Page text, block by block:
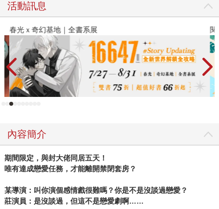
活動訊息
春光ｘ奇幻基地｜全書系展
內容簡介
期間限定，與封大佬同居五天！
唯有達成戀愛任務，才能離開禁閉套房？
某導演：叫你演個感情戲很難嗎？你是不是沒談過戀愛？
莊演員：是沒談過，但這不是戀愛劇啊……